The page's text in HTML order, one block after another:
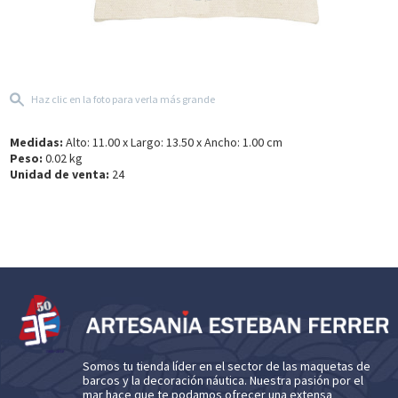
Haz clic en la foto para verla más grande
Medidas:Alto: 11.00 x Largo: 13.50 x Ancho: 1.00 cm
Peso:0.02 kg
Unidad de venta: 24
Somos tu tienda líder en el sector de las maquetas de
barcos y la decoración náutica. Nuestra pasión por el